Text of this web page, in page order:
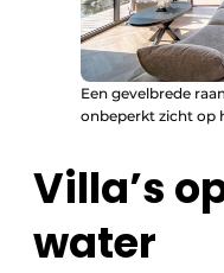
Een gevelbrede
onbeperkt zicht op
Villa’s
water